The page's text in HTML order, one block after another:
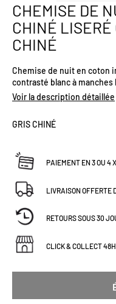
Passer
au
début
de
la
Galerie
d’images
CHEMISE DE
CHINÉ LISERÉ
CHINÉ
Chemise de nuit en coton
contrasté blanc à
hauteur.
Voir la description détaillée
GRIS CHINÉ
PAIEMENT EN 3 OU 4
LIVRAISON OFFERTE
RETOURS SOUS 30
CLICK & COLLECT 48H